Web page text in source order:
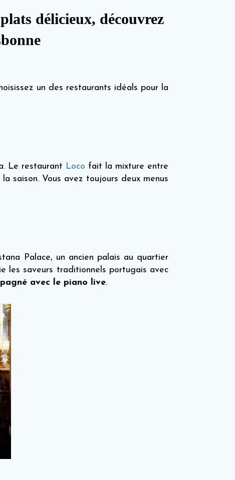
délicieux, découvrez
un des restaurants idéals pour la
Le restaurant Loco fait la mixture entre
saison. Vous avez toujours deux menus
Palace, un ancien palais au quartier
les saveurs traditionnels portugais avec
avec le piano live.